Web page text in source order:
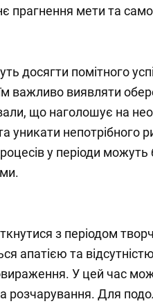
прагнення мети та
досягти помітного
важливо виявляти
що наголошує на
уникати непотрібного
у періоди можуть
з періодом
апатією та
У цей час
розчарування. Для